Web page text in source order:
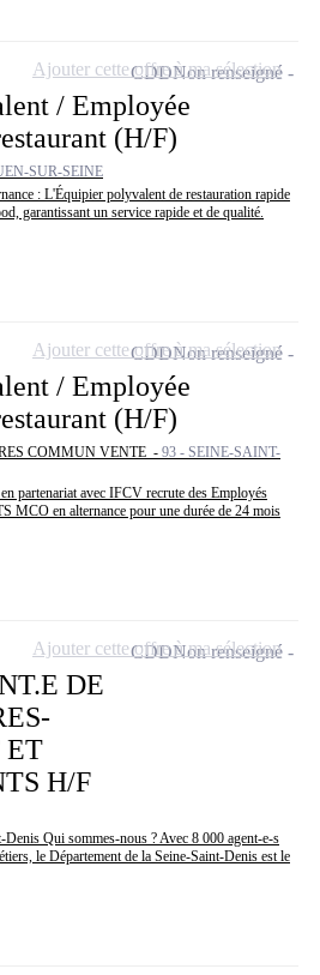
/ Employée
(H/F)
SUR-SEINE
: L'Équipier polyvalent de restauration rapide
garantissant un service rapide et de qualité.
CDDNon renseigné
Ajouter cette offre à ma sélection
/ Employée
(H/F)
COMMUN VENTE - 93 - SEINE-SAINT-
partenariat avec IFCV recrute des Employés
MCO en alternance pour une durée de 24 mois
CDDNon renseigné
Ajouter cette offre à ma sélection
DE
ET
H/F
Denis Qui sommes-nous ? Avec 8 000 agent-e-s
le Département de la Seine-Saint-Denis est le
CDDNon renseigné
Ajouter cette offre à ma sélection